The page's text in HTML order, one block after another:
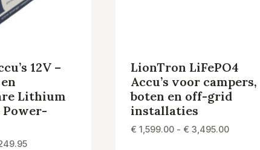
12V –
Lithium
Power-
Prijsklasse:
LionTron LiFePO4
Accu’s voor campers,
boten en off-grid
installaties
€ 1,599.00 - € 3,495.00